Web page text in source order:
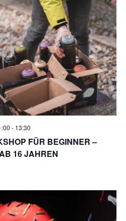
FÜR BEGINNER –
16 JAHREN
- 13:30